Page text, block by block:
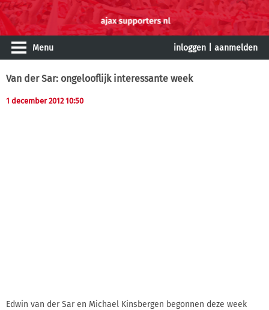
Menu inloggen aanmelden
Van der Sar: ongelooflijk interessante week
1 december 2012 10:50
Edwin van der Sar en Michael Kinsbergen begonnen deze week